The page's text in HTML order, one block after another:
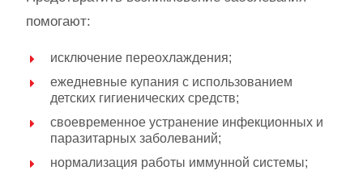
помогают:
исключение переохлаждения;
ежедневные купания с использованием
детских гигиенических средств;
своевременное устранение инфекционных и
паразитарных заболеваний;
нормализация работы иммунной системы;